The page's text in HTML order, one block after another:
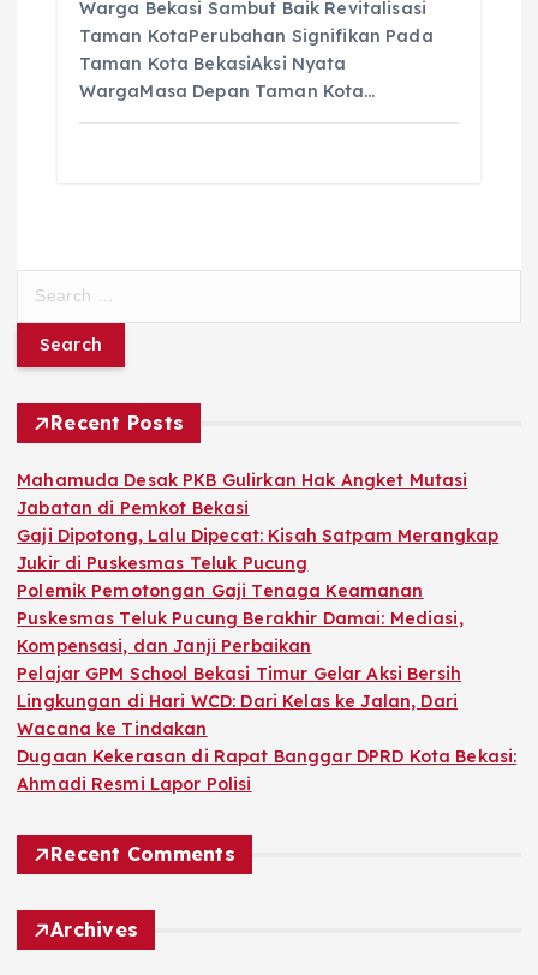
Warga Bekasi Sambut Baik Revitalisasi
Taman KotaPerubahan Signifikan Pada
Taman Kota BekasiAksi Nyata
WargaMasa Depan Taman Kota…
r
f
o
r
:
Recent Posts
Mahamuda Desak PKB Gulirkan Hak Angket Mutasi
Jabatan di Pemkot Bekasi
Gaji Dipotong, Lalu Dipecat: Kisah Satpam Merangkap
Jukir di Puskesmas Teluk Pucung
Polemik Pemotongan Gaji Tenaga Keamanan
Puskesmas Teluk Pucung Berakhir Damai: Mediasi,
Kompensasi, dan Janji Perbaikan
Pelajar GPM School Bekasi Timur Gelar Aksi Bersih
Lingkungan di Hari WCD: Dari Kelas ke Jalan, Dari
Wacana ke Tindakan
Dugaan Kekerasan di Rapat Banggar DPRD Kota Bekasi:
Ahmadi Resmi Lapor Polisi
Recent Comments
Archives